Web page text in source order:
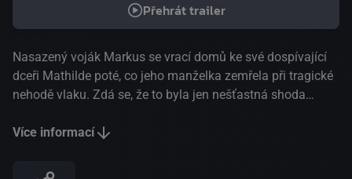
Přehrát trailer
Nasazený voják Markus se vrací domů ke své dospívající
dceři Mathilde poté, co jeho manželka zemřela při tragické
nehodě vlaku. Zdá se, že to byla jen nešťastná shoda
svými dvěma excentrickými kolegy, Lennarta a
přesvědčen, že za tím někdo musel být. Jak se stopy
Více informací